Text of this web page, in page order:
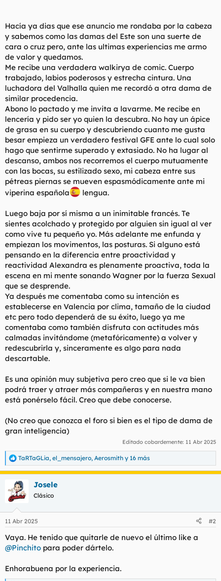
Hacía ya dias que ese anuncio me rondaba por la cabeza
y sabemos como las damas del Este son una suerte de
cara o cruz pero, ante las ultimas experiencias me armo
de valor y quedamos.
Me recibe una verdadera walkirya de comic. Cuerpo
trabajado, labios poderosos y estrecha cintura. Una
luchadora del Valhalla quien me recordó a otra dama de
similar procedencia.
Abono lo pactado y me invita a lavarme. Me recibe en
lencería y pido ser yo quien la descubra. No hay un ápice
de grasa en su cuerpo y descubriendo cuanto me gusta
besar empieza un verdadero festival GFE ante lo cual solo
hago que sentirme superado y extasiado. No ha lugar al
descanso, ambos nos recorremos el cuerpo mutuamente
con las bocas, su estilizado sexo, mi cabeza entre sus
pétreas piernas se mueven espasmódicamente ante mi
viperina española
lengua.
Luego baja por sí misma a un inimitable francés. Te
sientes acolchado y protegido por alguien sin igual al ver
como vive tu pequeño yo. Más adelante me enfunda y
empiezan los movimentos, las posturas. Si alguno está
pensando en la diferencia entre proactividad y
reactividad Alexandra es plenamente proactiva, toda la
escena en mi mente sonando Wagner por la fuerza Sexual
que se desprende.
Ya después me comentaba como su intención es
establecerse en Valencia por clima, tamaño de la ciudad
etc pero todo dependerá de su éxito, luego ya me
comentaba como también disfruta con actitudes más
calmadas invitándome (metafóricamente) a volver y
redescubrirla y, sinceramente es algo para nada
descartable.
Es una opinión muy subjetiva pero creo que si le va bien
podrá traer y atraer más compañeras y en nuestra mano
está ponérselo fácil. Creo que debe conocerse.
(No creo que conozca el foro si bien es el tipo de dama de
gran inteligencia)
Editado cobardemente: 11 Abr 2025
R
e
a
c
i
e
:
TaRTaGLia, el_mensajero, Aerosmith y 16 más
Josele
Clásico
11 Abr 2025 #2
Vaya. He tenido que quitarle de nuevo el último like a
@Pinchito para poder dártelo.
Enhorabuena por la experiencia.